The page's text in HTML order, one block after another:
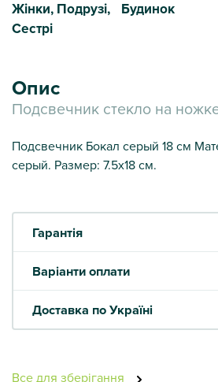
Жінки, Подрузі,
Сестрі
Будинок
Опис
Подсвечник стекло на
Подсвечник Бокал серый 18 см
серый. Размер: 7.5х18 см.
Гарантія
Варіанти оплати
Доставка по Україні
Все для зберігання